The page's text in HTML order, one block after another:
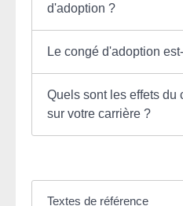
d'adoption ?
Le congé d'adoption
Quels sont les effets du
sur votre carrière ?
Textes de référence